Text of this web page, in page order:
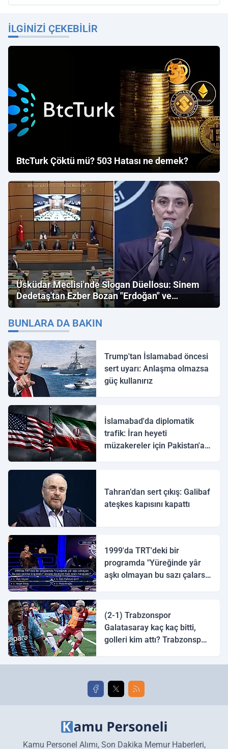
İLGINIZI ÇEKEBILIR
BtcTurk Çöktü mü? 503 Hatası ne demek?
Üsküdar Meclisi'nde Slogan Düellosu: Sinem
Dedetaş'tan Ezber Bozan "Erdoğan" ve
"İmamoğlu" Çıkışı!
BUNLARA DA BAKIN
Trump'tan İslamabad öncesi
sert uyarı: Anlaşma olmazsa
güç kullanırız
İslamabad'da diplomatik
trafik: İran heyeti
müzakereler için Pakistan'a
Tahran’dan sert çıkış: Galibaf
ateşkes kapısını kapattı
1999'da TRT'deki bir
programda "Yüreğinde yâr
aşkı olmayan bu sazı çalarsa
(2-1) Trabzonspor
Galatasaray kaç kaç bitti,
golleri kim attı? Trabzonspor
golleri!
Kamu Personel Alımı, Son Dakika Memur Haberleri,